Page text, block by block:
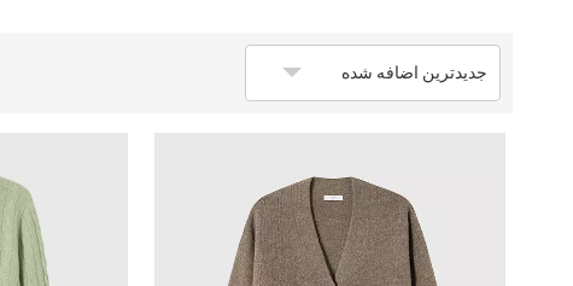
جدیدترین اضافه شده